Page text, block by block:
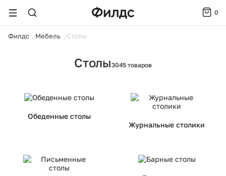
0
Филдс Мебель Столы
Столы3045 товаров
Обеденные столы
Журнальные столики